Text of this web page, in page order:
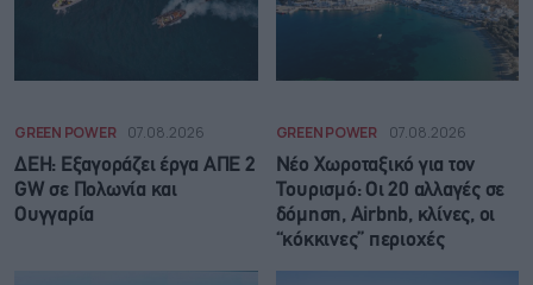
GREEN POWER 07.08.2026
ΔΕΗ: Εξαγοράζει έργα ΑΠΕ 2
GW σε Πολωνία και
Ουγγαρία
GREEN POWER 07.08.2026
Νέο Χωροταξικό για τον
Τουρισμό: Οι 20 αλλαγές σε
δόμηση, Airbnb, κλίνες, οι
“κόκκινες” περιοχές